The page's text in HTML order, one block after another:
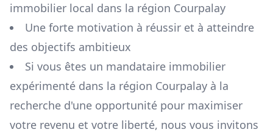
immobilier local dans la région Courpalay
Une forte motivation à réussir et à atteindre
des objectifs ambitieux
Si vous êtes un mandataire immobilier
expérimenté dans la région Courpalay à la
recherche d'une opportunité pour maximiser
votre revenu et votre liberté, nous vous invitons